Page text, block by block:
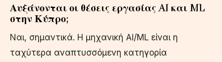
Αυξάνονται οι θέσεις εργασίας AI και ML
στην Κύπρο;
Ναι, σημαντικά. Η μηχανική AI/ML είναι η
ταχύτερα αναπτυσσόμενη κατηγορία